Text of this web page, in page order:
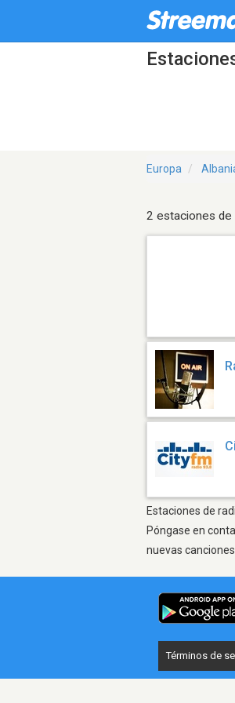
Europa
2 estaciones de
Estaciones de
Póngase en
nuevas
Términos de